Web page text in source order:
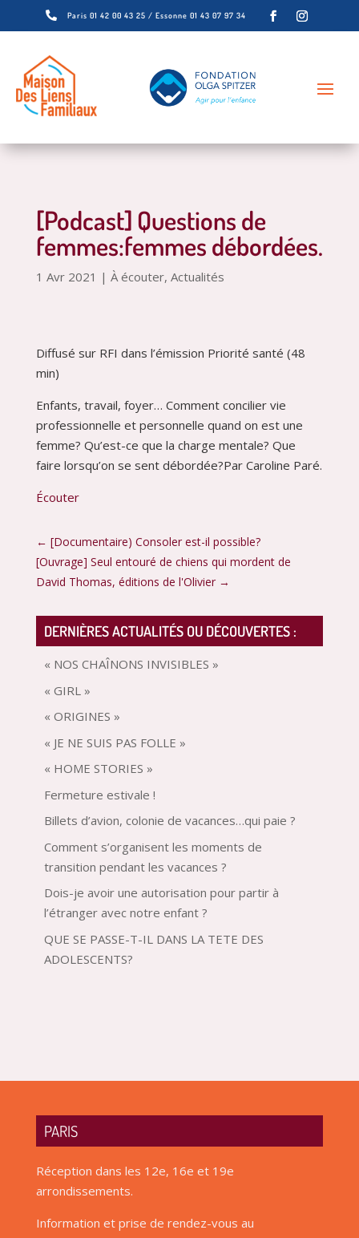
 Paris 01 42 00 43 25 / Essonne 01 43 07 97 34
[Podcast] Questions de
femmes:femmes débordées.
1 Avr 2021 | À écouter, Actualités
Diffusé sur RFI dans l’émission Priorité santé (48
min)
Enfants, travail, foyer… Comment concilier vie
professionnelle et personnelle quand on est une
femme? Qu’est-ce que la charge mentale? Que
faire lorsqu’on se sent débordée?Par Caroline Paré.
Écouter
← [Documentaire) Consoler est-il possible?
[Ouvrage] Seul entouré de chiens qui mordent de
David Thomas, éditions de l'Olivier→
DERNIÈRES ACTUALITÉS OU DÉCOUVERTES :
« NOS CHAÎNONS INVISIBLES »
« GIRL »
« ORIGINES »
« JE NE SUIS PAS FOLLE »
« HOME STORIES »
Fermeture estivale !
Billets d’avion, colonie de vacances…qui paie ?
Comment s’organisent les moments de
transition pendant les vacances ?
Dois-je avoir une autorisation pour partir à
l’étranger avec notre enfant ?
QUE SE PASSE-T-IL DANS LA TETE DES
ADOLESCENTS?
PARIS
Réception dans les 12e, 16e et 19e
arrondissements.
Information et prise de rendez-vous au